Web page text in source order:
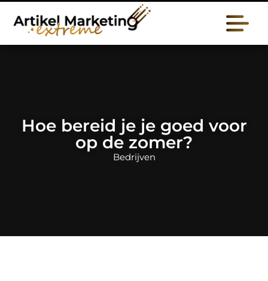
Hoe bereid je je goed voor
op de zomer?
Bedrijven